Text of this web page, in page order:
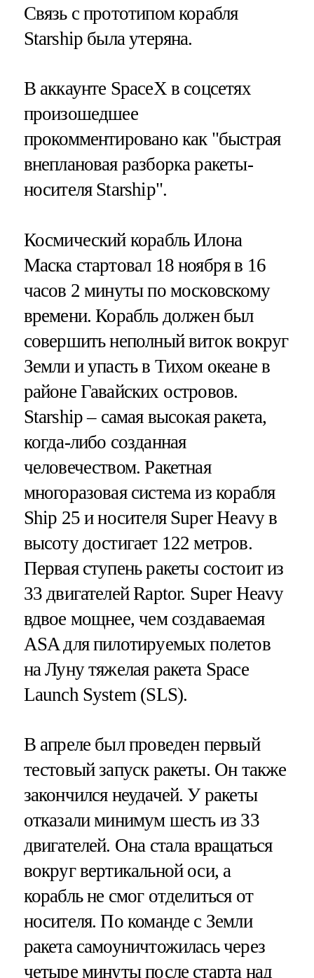
Связь с прототипом корабля
Starship была утеряна.
В аккаунте SpaceX в соцсетях
произошедшее
прокомментировано как "быстрая
внеплановая разборка ракеты-
носителя Starship".
Космический корабль Илона
Маска стартовал 18 ноября в 16
часов 2 минуты по московскому
времени. Корабль должен был
совершить неполный виток вокруг
Земли и упасть в Тихом океане в
районе Гавайских островов.
Starship – самая высокая ракета,
когда-либо созданная
человечеством. Ракетная
многоразовая система из корабля
Ship 25 и носителя Super Heavy в
высоту достигает 122 метров.
Первая ступень ракеты состоит из
33 двигателей Raptor. Super Heavy
вдвое мощнее, чем создаваемая
ASA для пилотируемых полетов
на Луну тяжелая ракета Space
Launch System (SLS).
В апреле был проведен первый
тестовый запуск ракеты. Он также
закончился неудачей. У ракеты
отказали минимум шесть из 33
двигателей. Она стала вращаться
вокруг вертикальной оси, а
корабль не смог отделиться от
носителя. По команде с Земли
ракета самоуничтожилась через
четыре минуты после старта над